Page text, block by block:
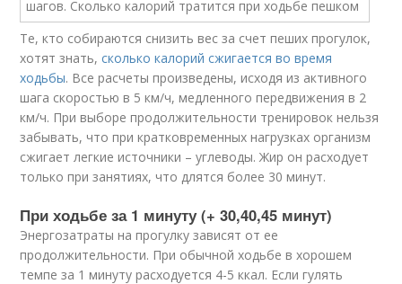
Те, кто собираются снизить вес за счет пеших прогулок,
хотят знать,сколько калорий сжигается во время
ходьбы. Все расчеты произведены, исходя из активного
шага скоростью в 5 км/ч, медленного передвижения в 2
км/ч. При выборе продолжительности тренировок нельзя
забывать, что при кратковременных нагрузках организм
сжигает легкие источники – углеводы. Жир он расходует
только при занятиях, что длятся более 30 минут.
При ходьбе за 1 минуту (+ 30,40,45 минут)
Энергозатраты на прогулку зависят от ее
продолжительности. При обычной ходьбе в хорошем
темпе за 1 минуту расходуется 4-5 ккал. Если гулять